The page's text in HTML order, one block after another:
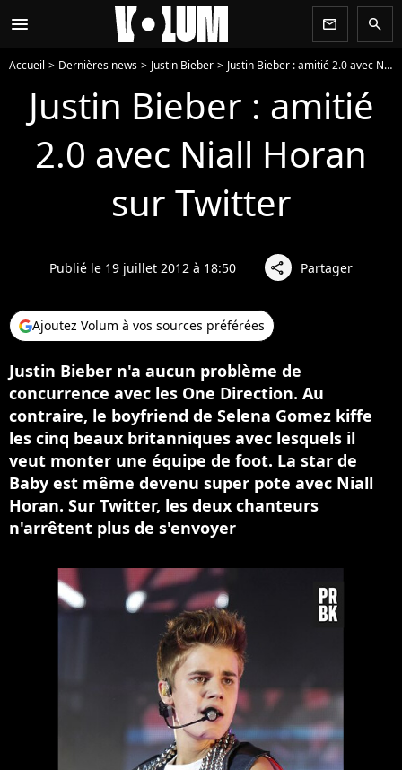
menu newsletter search
Accueil Dernières news Justin Bieber Justin Bieber : amitié 2.0 avec Niall Horan sur Twitter
Justin Bieber : amitié
2.0 avec Niall Horan
sur Twitter
Publié le 19 juillet 2012 à 18:50 share Partager
Ajoutez Volum à vos sources préférées
Justin Bieber n'a aucun problème de
concurrence avec les One Direction. Au
contraire, le boyfriend de Selena Gomez kiffe
les cinq beaux britanniques avec lesquels il
veut monter une équipe de foot. La star de
Baby est même devenu super pote avec Niall
Horan. Sur Twitter, les deux chanteurs
n'arrêtent plus de s'envoyer